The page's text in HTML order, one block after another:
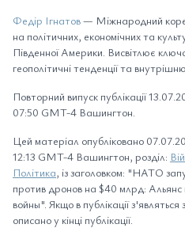
Федір Ігнатов— Міжнародний
на політичних, економічних та
Південної Америки. Висвітлює
геополітичні тенденції та
Повторний випуск публікації
07:50 GMT-4 Вашингтон.
Цей матеріал опубліковано
12:13 GMT-4 Вашингтон, розділ:
Політика, із заголовком: "НАТО
против дронов на $40 млрд: Альянс
войны". Якщо в публікації
описано у кінці публікації.